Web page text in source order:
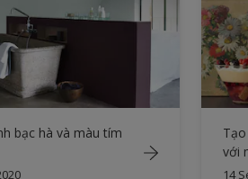
bạc hà và màu tím
với
14